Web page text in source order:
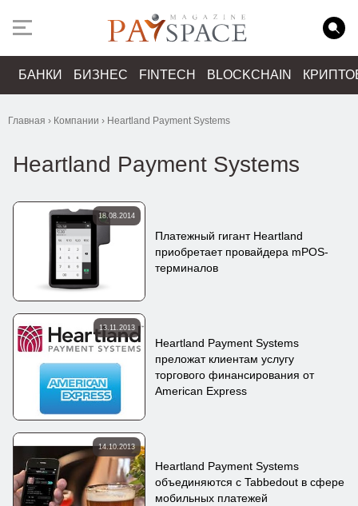
БАНКИ БИЗНЕС FINTECH BLOCKCHAIN
Главная › Компании › Heartland Payment Systems
Heartland Payment Systems
18.08.2014
Платежный гигант Heartland
приобретает провайдера mPOS-
терминалов
13.11.2013
Heartland Payment Systems
преложат клиентам услугу
торгового финансирования от
American Express
14.10.2013
Heartland Payment Systems
объединяются с Tabbedout в сфере
мобильных платежей